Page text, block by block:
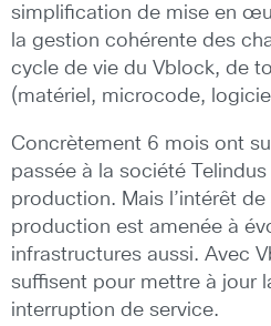
simplification de mise en
la gestion cohérente des
cycle de vie du Vblock, de
(matériel, microcode,
Concrètement 6 mois ont
passée à la société
production. Mais l’intérêt de
production est amenée à
infrastructures aussi. Avec
suffisent pour mettre à jour
interruption de service.